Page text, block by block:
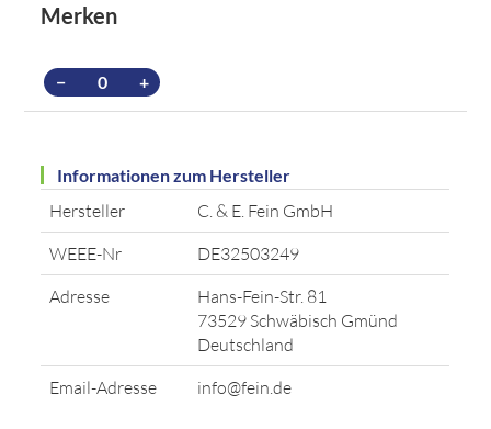
Merken
− +
Informationen zum Hersteller
Hersteller
C. & E. Fein GmbH
WEEE-Nr
DE32503249
Adresse
Hans-Fein-Str. 81
73529 Schwäbisch Gmünd
Deutschland
Email-Adresse
info@fein.de